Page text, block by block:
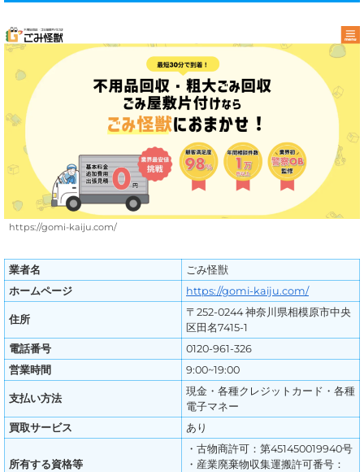
https://gomi-kaiju.com/
業者名
ごみ怪獣
ホームページ
https://gomi-kaiju.com/
住所
〒252-0244 神奈川県相模原市中央
区田名7415-1
電話番号
0120-961-326
営業時間
9:00~19:00
支払い方法
現金・各種クレジットカード・各種
電子マネー
買取サービス
あり
所有する資格等
・古物商許可：第451450019940号
・産業廃棄物収集運搬許可番号：